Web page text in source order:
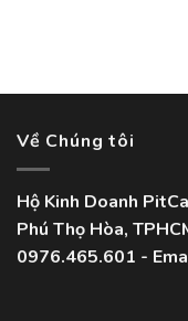
Về Chúng tôi
Hộ Kinh Doanh
Phú Thọ Hòa,
0976.465.601 -